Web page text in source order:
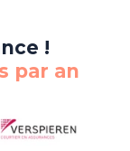
!
par an